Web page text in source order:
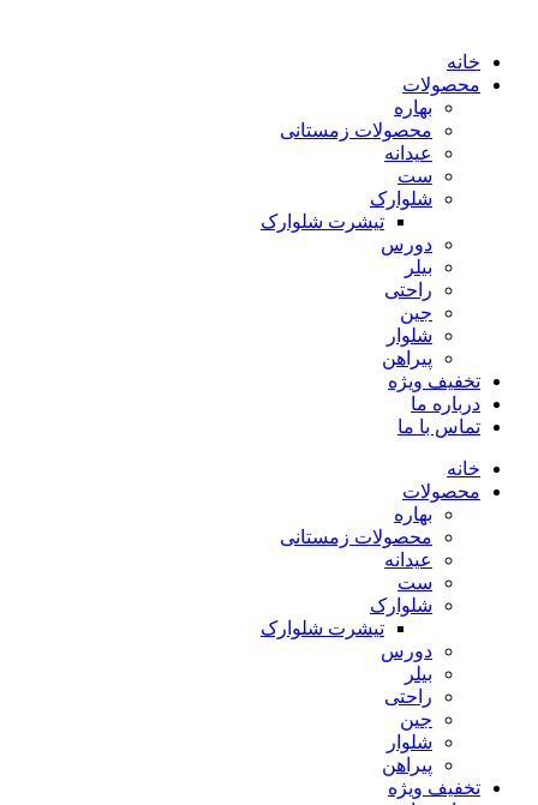
محتوا
خانه
محصولات
بهاره
محصولات زمستانی
عیدانه
ست
شلوارک
تیشرت شلوارک
دورس
بیلر
راحتی
جین
شلوار
پیراهن
تخفیف ویژه
درباره ما
تماس با ما
خانه
محصولات
بهاره
محصولات زمستانی
عیدانه
ست
شلوارک
تیشرت شلوارک
دورس
بیلر
راحتی
جین
شلوار
پیراهن
تخفیف ویژه